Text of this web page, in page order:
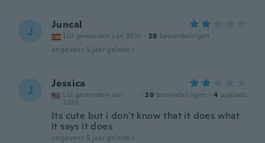
J Juncal
Lid geworden van 2015 · 28 beoordelingen
ongeveer 5 jaar geleden
J Jessica
Lid geworden van
2015
· 28 beoordelingen · 4 uploads
Its cute but i don't know that it does what
it says it does
ongeveer 5 jaar geleden